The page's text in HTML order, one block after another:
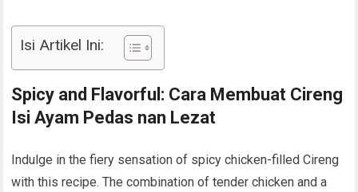
Isi Artikel Ini:
Spicy and Flavorful: Cara Membuat Cireng
Isi Ayam Pedas nan Lezat
Indulge in the fiery sensation of spicy chicken-filled Cireng
with this recipe. The combination of tender chicken and a